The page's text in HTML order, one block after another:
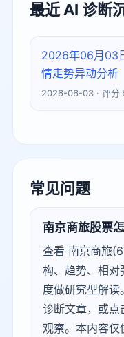
最近 AI 诊断
2026年06月03
情走势异动分析
2026-06-03 · 评分
常见问题
南京商旅股票怎
查看 南京商旅
构、趋势、相对
度做研究型解
诊断文章，或
观察。本内容仅